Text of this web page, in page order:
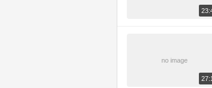
no image